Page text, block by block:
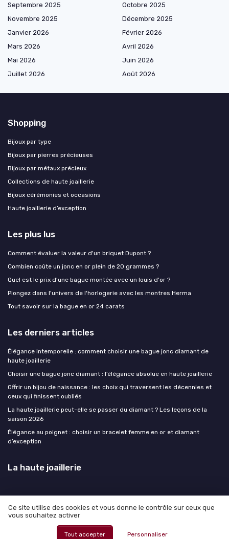
Septembre 2025
Octobre 2025
Novembre 2025
Décembre 2025
Janvier 2026
Février 2026
Mars 2026
Avril 2026
Mai 2026
Juin 2026
Juillet 2026
Août 2026
Shopping
Bijoux par type
Bijoux par pierres précieuses
Bijoux par métaux précieux
Collections de haute joaillerie
Bijoux cérémonies et occasions
Haute joaillerie d’exception
Les plus lus
Comment évaluer la valeur d'un briquet Dupont ?
Combien coûte un jonc en or plein de 20 grammes ?
Quel est le prix d'une bague montée avec un louis d'or ?
Plongez dans l'univers de l'horlogerie avec les montres Herma
Tout savoir sur la bague en or 24 carats
Les derniers articles
Élégance intemporelle : comment choisir une bague jonc diamant de
haute joaillerie
Choisir une bague jonc diamant : l’élégance absolue en haute joaillerie
Offrir un bijou de naissance : les choix qui traversent les décennies et
ceux qui finissent oubliés
La haute joaillerie peut-elle se passer du diamant ? Les leçons de la
saison 2026
Élégance au poignet : choisir un bracelet femme en or et diamant
d’exception
La haute joaillerie
Mentions légales
© La haute joaillerie 2026
Ce site utilise des cookies et vous donne le contrôle sur ceux que
vous souhaitez activer
Tout accepter Personnaliser